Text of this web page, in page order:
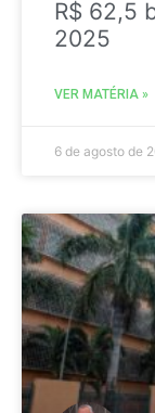
R$ 62,5
2025
VER MATÉRIA »
6 de agosto de